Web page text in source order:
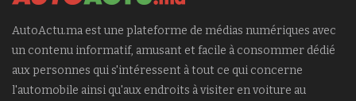
AutoActu.ma est une plateforme de médias numériques avec
un contenu informatif, amusant et facile à consommer dédié
aux personnes qui s'intéressent à tout ce qui concerne
l'automobile ainsi qu'aux endroits à visiter en voiture au